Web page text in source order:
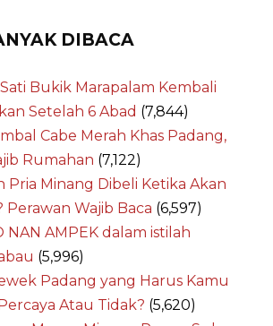
DIBACA
Bukik Marapalam Kembali
Setelah 6 Abad (7,844)
Cabe Merah Khas Padang,
Rumahan (7,122)
Pria Minang Dibeli Ketika Akan
Perawan Wajib Baca (6,597)
NAN AMPEK dalam istilah
(5,996)
Padang yang Harus Kamu
Atau Tidak? (5,620)